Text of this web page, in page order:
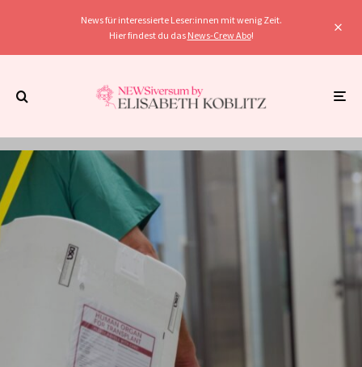
News für interessierte Leser:innen mit wenig Zeit.
Hier findest du das News-Crew Abo!